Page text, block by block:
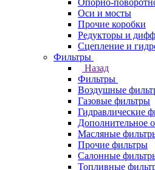
Опорно-
Оси и мосты
Прочие коробки
Редукторы и
Сцепление и
Фильтры
Назад
Фильтры
Воздушные
Газовые фильтры
Гидравлические
Дополнительное
Масляные
Прочие фильтры
Салонные
Топливные